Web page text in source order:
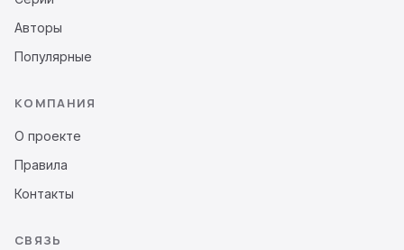
Авторы
Популярные
КОМПАНИЯ
О проекте
Правила
Контакты
СВЯЗЬ